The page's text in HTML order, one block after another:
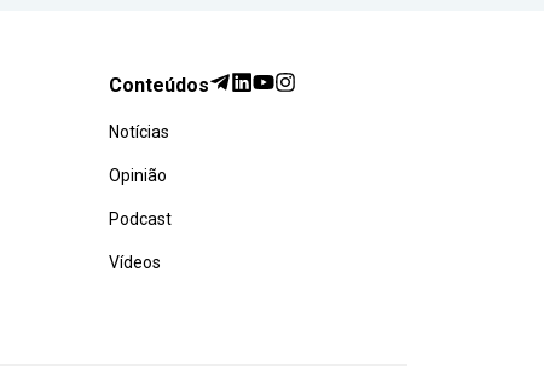
Conteúdos
Notícias
Opinião
Podcast
Vídeos